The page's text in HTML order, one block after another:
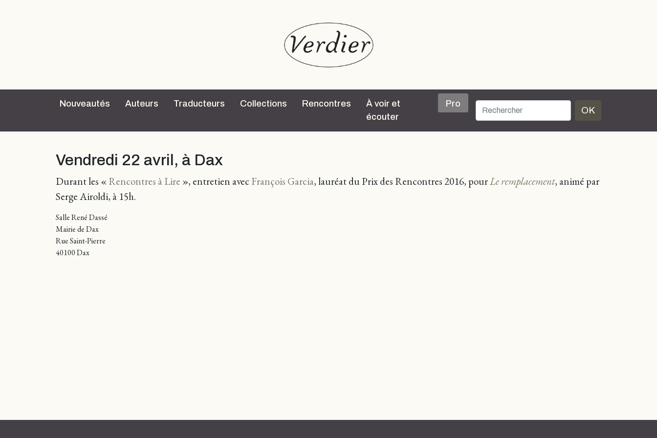
Nouveautés Auteurs Traducteurs Collections Rencontres
À voir et
écouter
Pro
OK
Vendredi 22 avril, à Dax
Durant les « Rencontres à Lire », entretien avecFrançois Garcia, lauréat du Prix des Rencontres 2016, pourLe remplacement, animé par
Serge Airoldi, à 15h.
Salle René Dassé
Mairie de Dax
Rue Saint-Pierre
40100 Dax